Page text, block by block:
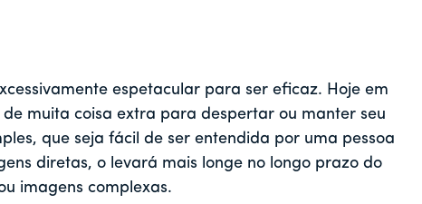
espetacular para ser eficaz. Hoje em
muita coisa extra para despertar ou manter seu
que seja fácil de ser entendida por uma pessoa
diretas, o levará mais longe no longo prazo do
imagens complexas.